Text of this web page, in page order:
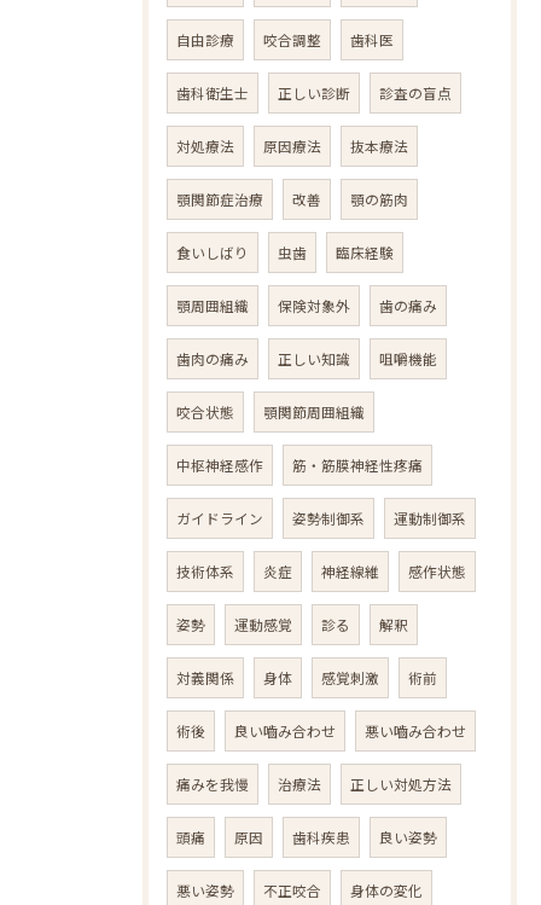
自由診療 咬合調整 歯科医
歯科衛生士 正しい診断 診査の盲点
対処療法 原因療法 抜本療法
顎関節症治療 改善 顎の筋肉
食いしばり 虫歯 臨床経験
顎周囲組織 保険対象外 歯の痛み
歯肉の痛み 正しい知識 咀嚼機能
咬合状態 顎関節周囲組織
中枢神経感作 筋・筋膜神経性疼痛
ガイドライン 姿勢制御系 運動制御系
技術体系 炎症 神経線維 感作状態
姿勢 運動感覚 診る 解釈
対義関係 身体 感覚刺激 術前
術後 良い嚙み合わせ 悪い嚙み合わせ
痛みを我慢 治療法 正しい対処方法
頭痛 原因 歯科疾患 良い姿勢
悪い姿勢 不正咬合 身体の変化